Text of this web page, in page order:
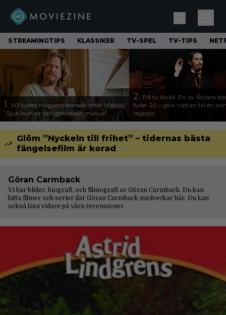
STREAMINGTIPS KLASSIKER TV-SPEL TV-TIPS
1. 90-talets roligaste komedi intar Viaplay:
”Sjuk humor och genialiskt manus”
2. På tv ikväll: En av Nolans
fyller 20 – gick nästan till en
regissör
Glöm ”Nyckeln till frihet” – tidernas bästa
fängelsefilm är korad
Göran Carmback
Vi har bilder, biografi, och filmografi av Göran Carmback. Du kan
hitta filmer och serier där Göran Carmback medverkar här. Du kan
också läsa vidare på våra recensioner.